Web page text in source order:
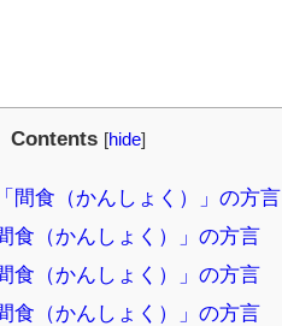
Contents [hide]
間食（かんしょく）」の方言
食（かんしょく）」の方言
食（かんしょく）」の方言
食（かんしょく）」の方言